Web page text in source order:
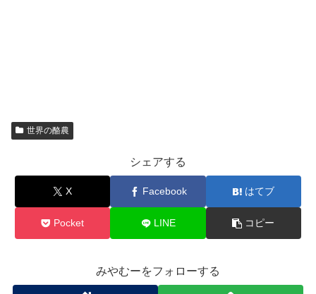
世界の酪農
シェアする
X Facebook はてブ
Pocket LINE コピー
みやむーをフォローする